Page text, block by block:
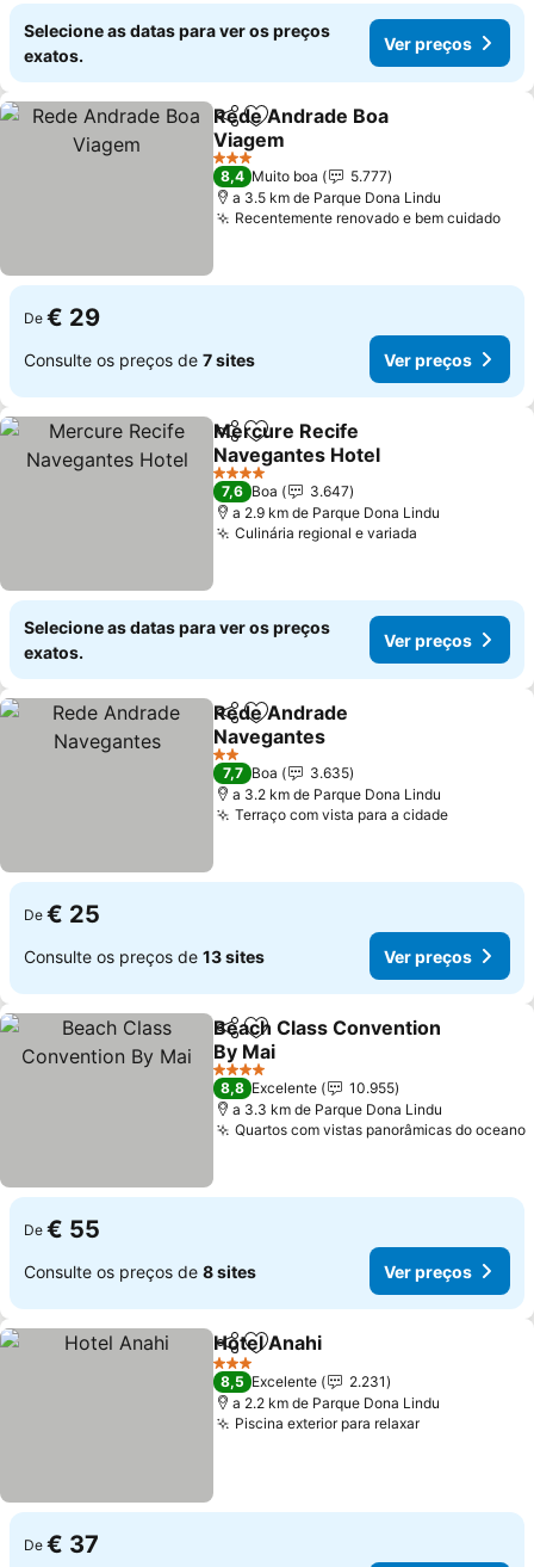
Selecione as datas para ver os preços
exatos.
Ver preços
PartilharAdicionar aos favoritos
Rede Andrade Boa
Viagem
Ver preços
3 Estrelas
8,4 Muito boa
5.777
a 3.5 km de Parque Dona Lindu
Recentemente renovado e bem cuidado
De € 29
Consulte os preços de 7 sites Ver preços
PartilharAdicionar aos favoritos
Mercure Recife
Navegantes Hotel
Ver preços
4 Estrelas
7,6 Boa
3.647
a 2.9 km de Parque Dona Lindu
Culinária regional e variada
Selecione as datas para ver os preços
exatos.
Ver preços
PartilharAdicionar aos favoritos
Rede Andrade
Navegantes
Ver preços
2 Estrelas
7,7 Boa
3.635
a 3.2 km de Parque Dona Lindu
Terraço com vista para a cidadeVer
De € 25
Consulte os preços de 13 sites Ver preços
PartilharAdicionar aos favoritos
Beach Class Convention
By Mai
Ver preços
4 Estrelas
8,8 Excelente
10.955
a 3.3 km de Parque Dona Lindu
Quartos com vistas panorâmicas do oceano
De € 55
Consulte os preços de 8 sites Ver preços
PartilharAdicionar aos favoritos
Hotel Anahi
3 Estrelas
8,5 Excelente
2.231
a 2.2 km de Parque Dona Lindu
Piscina exterior para relaxarVer preços
De € 37